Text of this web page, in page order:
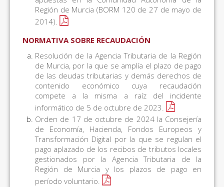
Región de Murcia (BORM 120 de 27 de mayo de
2014).
NORMATIVA SOBRE RECAUDACIÓN
Resolución de la Agencia Tributaria de la Región
de Murcia, por la que se amplía el plazo de pago
de las deudas tributarias y demás derechos de
contenido económico cuya recaudación
compete a la misma a raíz del incidente
informático de 5 de octubre de 2023.
Orden de 17 de octubre de 2024 la Consejería
de Economía, Hacienda, Fondos Europeos y
Transformación Digital por la que se regulan el
pago aplazado de los recibos de tributos locales
gestionados por la Agencia Tributaria de la
Región de Murcia y los plazos de pago en
período voluntario.